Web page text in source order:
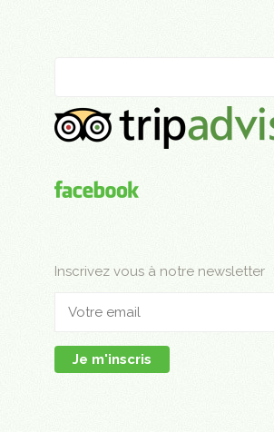
Inscrivez vous à notre newsletter
Je m'inscris